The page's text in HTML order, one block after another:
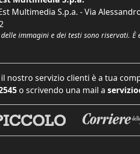
Multimedia S.p.a. - Via
immagini e dei testi sono riservati. È
nostro servizio clienti è a tua
o scrivendo una mail a